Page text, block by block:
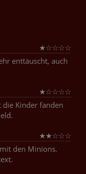
★☆☆☆☆
enttäuscht, auch
★☆☆☆☆
Kinder fanden
★★☆☆☆
den Minions.